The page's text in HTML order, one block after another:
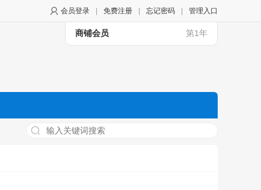
会员登录 免费注册 忘记密码 管理入口
商铺会员 第1年